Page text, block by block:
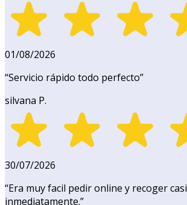
01/08/2026
“Servicio rápido todo perfecto”
silvana P.
30/07/2026
“Era muy facil pedir online y recoger casi
inmediatamente.”